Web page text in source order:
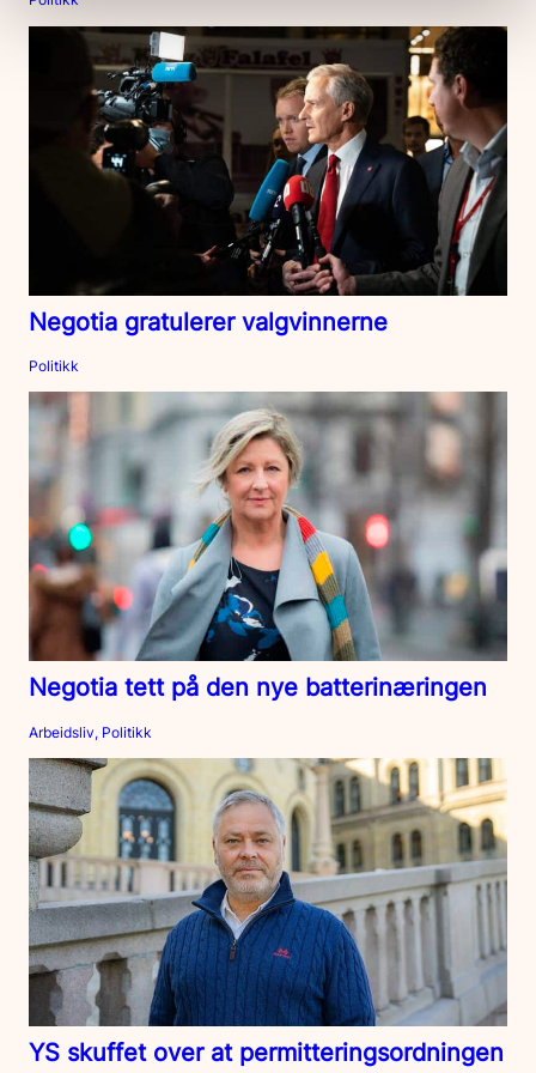
Negotia gratulerer valgvinnerne
Politikk
Negotia tett på den nye batterinæringen
Arbeidsliv, Politikk
YS skuffet over at permitteringsordningen